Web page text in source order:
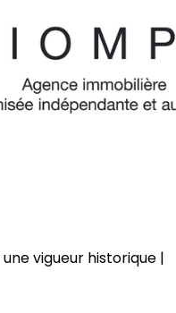
vigueur historique |